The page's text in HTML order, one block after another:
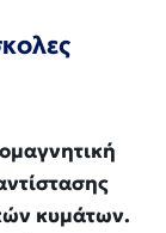
κυμάτων.